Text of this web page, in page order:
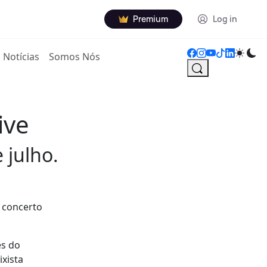
Premium Log in
Notícias Somos Nós
julho.
do